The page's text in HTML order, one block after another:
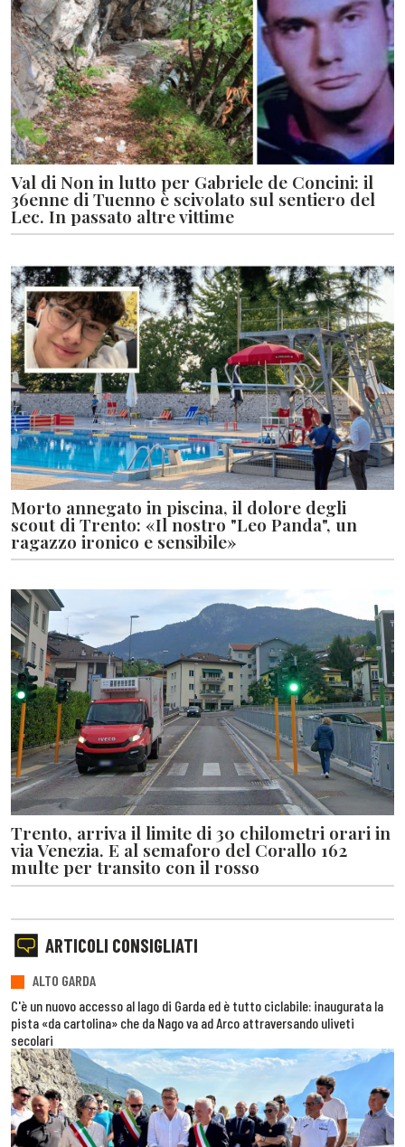
Val di Non in lutto per Gabriele de Concini: il
36enne di Tuenno è scivolato sul sentiero del
Lec. In passato altre vittime
Morto annegato in piscina, il dolore degli
scout di Trento: «Il nostro "Leo Panda", un
ragazzo ironico e sensibile»
Trento, arriva il limite di 30 chilometri orari in
via Venezia. E al semaforo del Corallo 162
multe per transito con il rosso
ARTICOLI CONSIGLIATI
ALTO GARDA
C'è un nuovo accesso al lago di Garda ed è tutto ciclabile: inaugurata la
pista «da cartolina» che da Nago va ad Arco attraversando uliveti
secolari